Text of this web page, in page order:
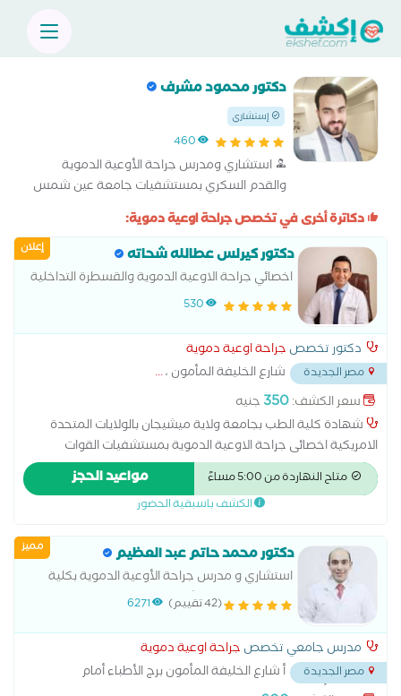
دكتور محمود مشرف
إستشاري
460
استشاري ومدرس جراحة الأوعية الدموية
والقدم السكري بمستشفيات جامعة عين شمس
دكاترة أخرى في تخصص جراحة اوعية دموية:
إعلان دكتور كيرلس عطالله شحاته
اخصائي جراحة الاوعية الدموية والقسطرة التداخلية
والقدم السكري ودوالي الساقين وعمليات الغسيل
530
دكتور تخصص جراحة اوعية دموية
مصر الجديدة شارع الخليفة المأمون ،...
سعر الكشف:350 جنيه
شهادة كلية الطب بجامعة ولاية ميشيجان بالولايات المتحدة
الامريكية اخصائى جراحة الاوعية الدموية بمستشفيات القوات
المسلحة والجوي التخصصي عضو الجمعية المصرية لجراحة الاوعية
الدموية والقسطرة التداخلية ماجستير جراحة الاوعية الدموية بكلية
الطب بالقوات المسلحة
متاح النهاردة من 5:00 مساءً مواعيد الحجز
الكشف باسبقية الحضور
مميز دكتور محمد حاتم عبد العظيم
استشاري و مدرس جراحة الأوعية الدموية بكلية
الطب جامعة عين شمس عضو الجمعية لاوروبية
(42 تقييم) 6271
مدرس جامعي تخصص جراحة اوعية دموية
مصر الجديدة
أ شارع الخليفة المأمون برج الأطباء أمام